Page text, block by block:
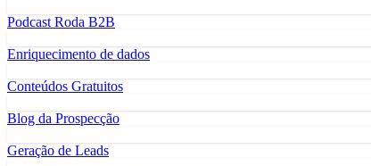
Podcast Roda B2B
Enriquecimento de dados
Conteúdos Gratuitos
Blog da Prospecção
Geração de Leads